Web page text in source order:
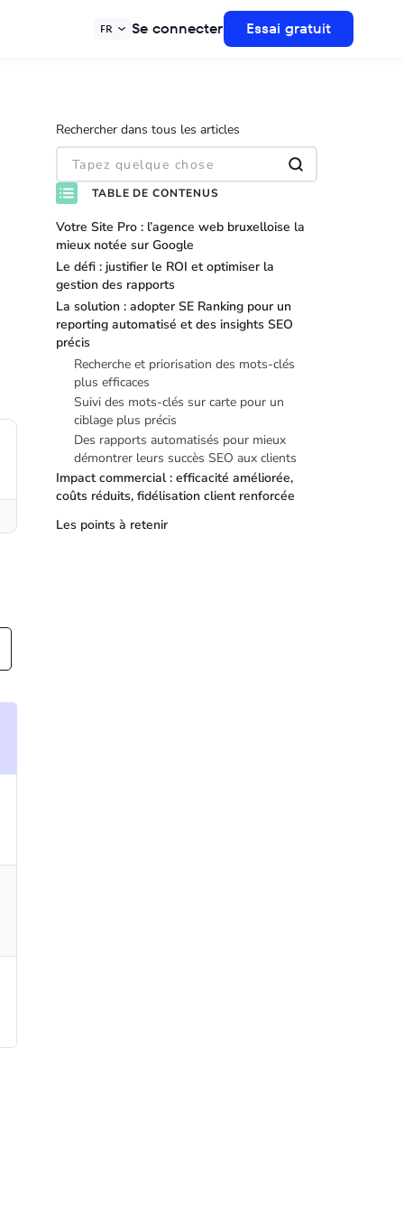
FR Se connecter Essai gratuit
Rechercher dans tous les articles
TABLE DE CONTENUS
Votre Site Pro : l’agence web bruxelloise la
mieux notée sur Google
Le défi : justifier le ROI et optimiser la
gestion des rapports
La solution : adopter SE Ranking pour un
reporting automatisé et des insights SEO
précis
Recherche et priorisation des mots-clés
plus efficaces
Suivi des mots-clés sur carte pour un
ciblage plus précis
Des rapports automatisés pour mieux
démontrer leurs succès SEO aux clients
Impact commercial : efficacité améliorée,
coûts réduits, fidélisation client renforcée
Les points à retenir